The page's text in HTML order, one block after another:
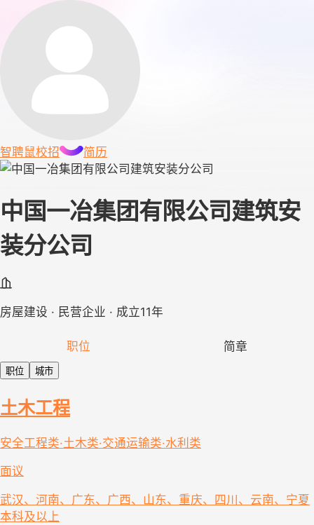
智聘鼠校招 简历
中国一冶集团有限公司建筑安
装分公司
房屋建设 · 民营企业 · 成立11年
职位 简章
职位 城市
土木工程
安全工程类·土木类·交通运输类·水利类
面议
武汉、河南、广东、广西、山东、重庆、四川、云南、宁夏
本科及以上